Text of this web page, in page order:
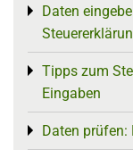
Daten
Toggle menu
Tipps zum
Eingaben
Toggle menu
Daten prüfen:
Toggle menu